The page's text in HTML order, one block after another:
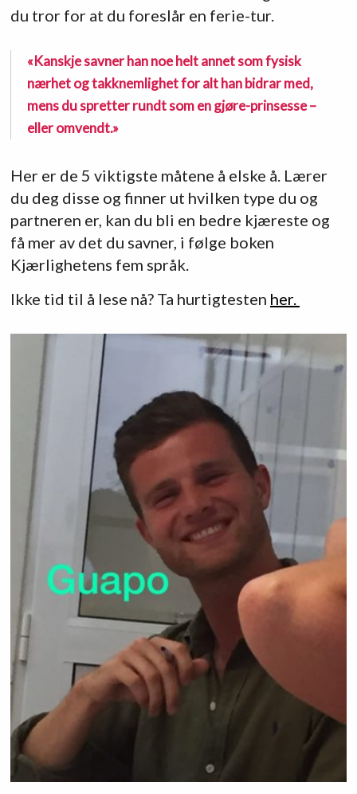
du tror for at du foreslår en ferie-tur.
«Kanskje savner han noe helt annet som fysisk
nærhet og takknemlighet for alt han bidrar med,
mens du spretter rundt som en gjøre-prinsesse –
eller omvendt.»
Her er de 5 viktigste måtene å elske å. Lærer
du deg disse og finner ut hvilken type du og
partneren er, kan du bli en bedre kjæreste og
få mer av det du savner, i følge boken
Kjærlighetens fem språk.
Ikke tid til å lese nå? Ta hurtigtesten her.